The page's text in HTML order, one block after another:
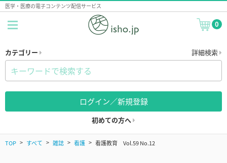
医学・医療の電子コンテンツ配信サービス
0
カテゴリー 詳細検索
ログイン／新規登録
初めての方へ
TOP すべて 雑誌 看護 看護教育 Vol.59 No.12